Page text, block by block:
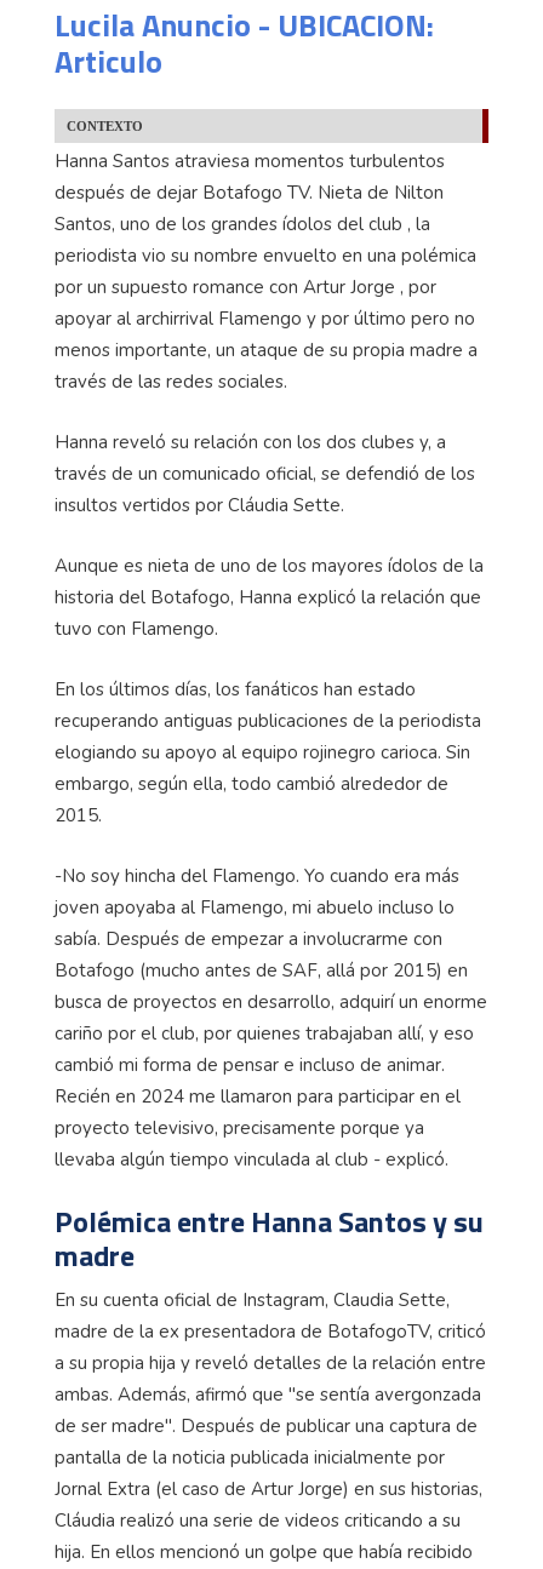
Lucila Anuncio - UBICACION:
Articulo
CONTEXTO
Hanna Santos atraviesa momentos turbulentos
después de dejar Botafogo TV. Nieta de Nilton
Santos, uno de los grandes ídolos del club , la
periodista vio su nombre envuelto en una polémica
por un supuesto romance con Artur Jorge , por
apoyar al archirrival Flamengo y por último pero no
menos importante, un ataque de su propia madre a
través de las redes sociales.
Hanna reveló su relación con los dos clubes y, a
través de un comunicado oficial, se defendió de los
insultos vertidos por Cláudia Sette.
Aunque es nieta de uno de los mayores ídolos de la
historia del Botafogo, Hanna explicó la relación que
tuvo con Flamengo.
En los últimos días, los fanáticos han estado
recuperando antiguas publicaciones de la periodista
elogiando su apoyo al equipo rojinegro carioca. Sin
embargo, según ella, todo cambió alrededor de
2015.
-No soy hincha del Flamengo. Yo cuando era más
joven apoyaba al Flamengo, mi abuelo incluso lo
sabía. Después de empezar a involucrarme con
Botafogo (mucho antes de SAF, allá por 2015) en
busca de proyectos en desarrollo, adquirí un enorme
cariño por el club, por quienes trabajaban allí, y eso
cambió mi forma de pensar e incluso de animar.
Recién en 2024 me llamaron para participar en el
proyecto televisivo, precisamente porque ya
llevaba algún tiempo vinculada al club - explicó.
Polémica entre Hanna Santos y su
madre
En su cuenta oficial de Instagram, Claudia Sette,
madre de la ex presentadora de BotafogoTV, criticó
a su propia hija y reveló detalles de la relación entre
ambas. Además, afirmó que "se sentía avergonzada
de ser madre". Después de publicar una captura de
pantalla de la noticia publicada inicialmente por
Jornal Extra (el caso de Artur Jorge) en sus historias,
Cláudia realizó una serie de videos criticando a su
hija. En ellos mencionó un golpe que había recibido